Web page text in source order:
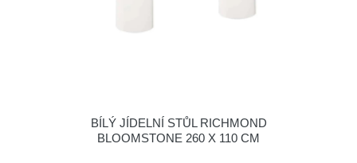
BÍLÝ JÍDELNÍ STŮL RICHMOND
BLOOMSTONE 260 X 110 CM